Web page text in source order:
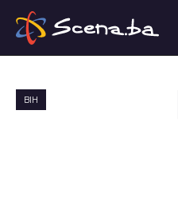
BIH